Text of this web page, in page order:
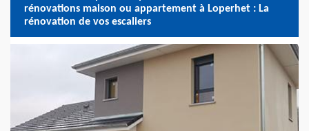
rénovations maison ou appartement à Loperhet : La
rénovation de vos escaliers